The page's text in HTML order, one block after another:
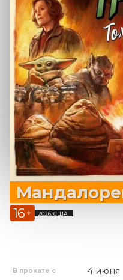
16 + 2026, США
В прокате с 4 июня